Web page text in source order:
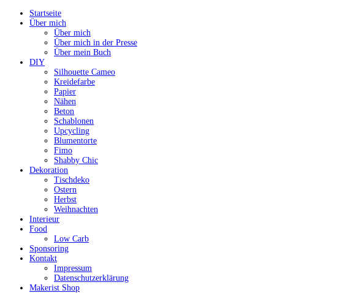
Startseite
Über mich
Über mich
Über mich in der Presse
Über mein Buch
DIY
Silhouette Cameo
Kreidefarbe
Papier
Nähen
Beton
Schablonen
Upcycling
Blumentorte
Fimo
Shabby Chic
Dekoration
Tischdeko
Ostern
Herbst
Weihnachten
Interieur
Food
Low Carb
Sponsoring
Kontakt
Impressum
Datenschutzerklärung
Makerist Shop